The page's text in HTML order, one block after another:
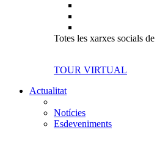
Totes les xarxes socials
TOUR VIRTUAL
Actualitat
Notícies
Esdeveniments